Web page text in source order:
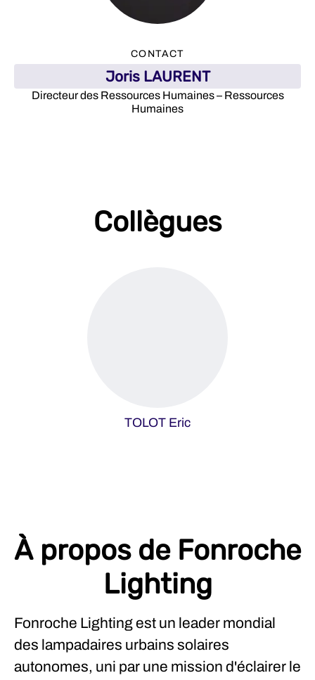
CONTACT
Joris LAURENT
Directeur des Ressources Humaines – Ressources
Humaines
Collègues
TOLOT Eric
À propos de Fonroche
Lighting
Fonroche Lighting est un leader mondial
des lampadaires urbains solaires
autonomes, uni par une mission d'éclairer le